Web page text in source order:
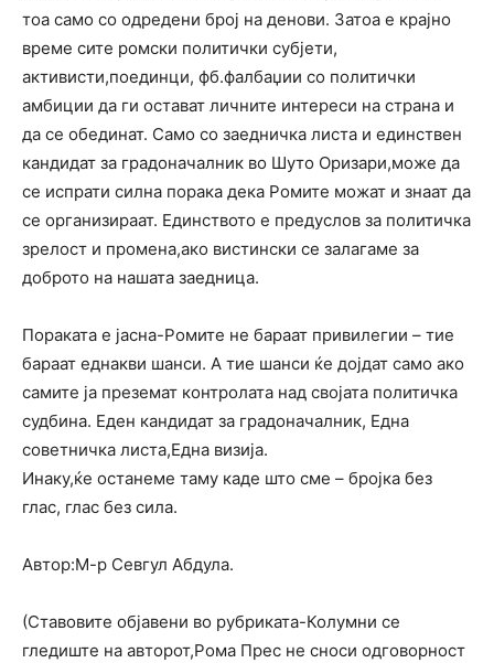
тоа само со одредени број на денови. Затоа е крајно
време сите ромски политички субјети,
активисти,поединци, фб.фалбаџии со политички
амбиции да ги остават личните интереси на страна и
да се обединат. Само со заедничка листа и единствен
кандидат за градоначалник во Шуто Оризари,може да
се испрати силна порака дека Ромите можат и знаат да
се организираат. Единството е предуслов за политичка
зрелост и промена,ако вистински се залагаме за
доброто на нашата заедница.
Пораката е јасна-Ромите не бараат привилегии – тие
бараат еднакви шанси. А тие шанси ќе дојдат само ако
самите ја преземат контролата над својата политичка
судбина. Еден кандидат за градоначалник, Една
советничка листа,Една визија.
Инаку,ќе останеме таму каде што сме – бројка без
глас, глас без сила.
Автор:М-р Севгул Абдула.
(Ставовите објавени во рубриката-Колумни се
гледиште на авторот,Рома Прес не сноси одговорност